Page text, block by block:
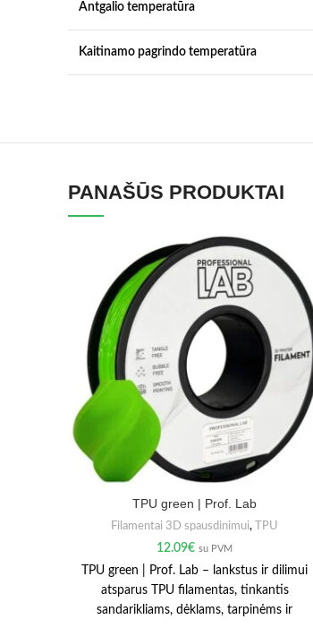
Antgalio temperatūra
Kaitinamo pagrindo temperatūra
PANAŠŪS PRODUKTAI
TPU green | Prof. Lab
Filamentai 3D spausdinimui,
TPU
12.09€ su PVM
TPU green | Prof. Lab – lankstus ir dilimui
atsparus TPU filamentas, tinkantis
sandarikliams, dėklams, tarpinėms ir